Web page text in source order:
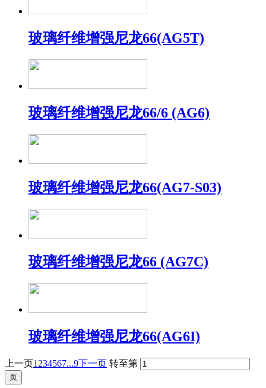
玻璃纤维增强尼龙66(AG5T)
玻璃纤维增强尼龙66/6 (AG6)
玻璃纤维增强尼龙66(AG7-S03)
玻璃纤维增强尼龙66 (AG7C)
玻璃纤维增强尼龙66(AG6I)
上一页1 234567...9下一页 转至第